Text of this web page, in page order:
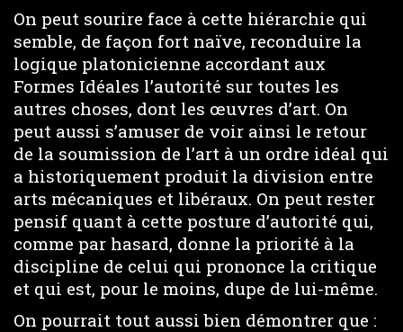
On peut sourire face à cette hiérarchie qui
semble, de façon fort naïve, reconduire la
logique platonicienne accordant aux
Formes Idéales l’autorité sur toutes les
autres choses, dont les œuvres d’art. On
peut aussi s’amuser de voir ainsi le retour
de la soumission de l’art à un ordre idéal qui
a historiquement produit la division entre
arts mécaniques et libéraux. On peut rester
pensif quant à cette posture d’autorité qui,
comme par hasard, donne la priorité à la
discipline de celui qui prononce la critique
et qui est, pour le moins, dupe de lui-même.
On pourrait tout aussi bien démontrer que :